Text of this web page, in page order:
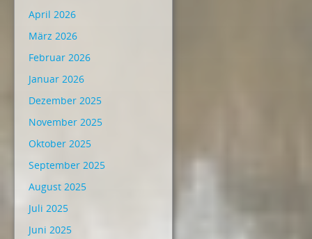
April 2026
März 2026
Februar 2026
Januar 2026
Dezember 2025
November 2025
Oktober 2025
September 2025
August 2025
Juli 2025
Juni 2025